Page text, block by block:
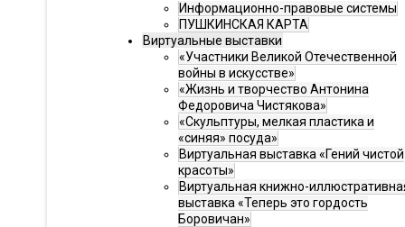
Информационно-правовые системы
ПУШКИНСКАЯ КАРТА
Виртуальные выставки
«Участники Великой Отечественной
войны в искусстве»
«Жизнь и творчество Антонина
Федоровича Чистякова»
«Скульптуры, мелкая пластика и
«синяя» посуда»
Виртуальная выставка «Гений чистой
красоты»
Виртуальная книжно-
выставка «Теперь это гордость
Боровичан»